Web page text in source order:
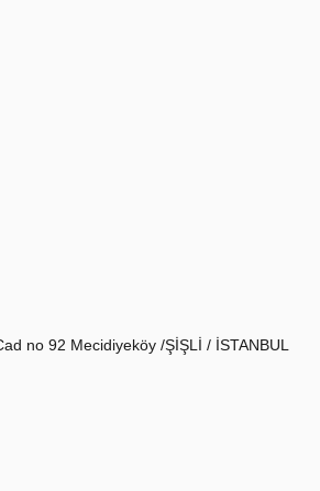
no 92 Mecidiyeköy /ŞİŞLİ / İSTANBUL